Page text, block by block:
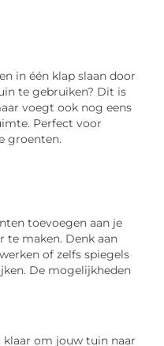
in één klap slaan door
te gebruiken? Dit is
voegt ook nog eens
Perfect voor
groenten.
toevoegen aan je
te maken. Denk aan
of zelfs spiegels
De mogelijkheden
klaar om jouw tuin naar